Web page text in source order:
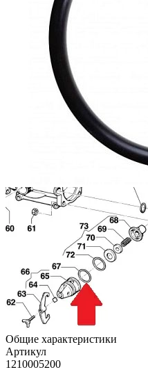
Общие характеристики
Артикул
1210005200